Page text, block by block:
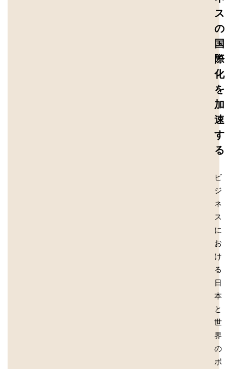
ス
の
国
際
化
を
加
速
す
る
ビ
ジ
ネ
ス
に
お
け
る
日
本
と
世
界
の
ボ